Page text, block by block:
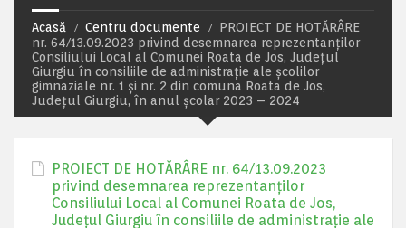
Acasă Centru documente
PROIECT DE HOTĂRÂRE
nr. 64/13.09.2023 privind desemnarea reprezentanților
Consiliului Local al Comunei Roata de Jos, Județul
Giurgiu în consiliile de administrație ale școlilor
gimnaziale nr. 1 și nr. 2 din comuna Roata de Jos,
Județul Giurgiu, în anul școlar 2023 – 2024
PROIECT DE HOTĂRÂRE nr. 64/13.09.2023
privind desemnarea reprezentanților
Consiliului Local al Comunei Roata de Jos,
Județul Giurgiu în consiliile de administrație ale